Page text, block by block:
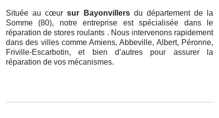
Située au cœursur Bayonvillers du département de la
Somme (80), notre entreprise est spécialisée dans le
réparation de stores roulants . Nous intervenons rapidement
dans des villes comme Amiens, Abbeville, Albert, Péronne,
Friville-Escarbotin, et bien d’autres pour assurer la
réparation de vos mécanismes.